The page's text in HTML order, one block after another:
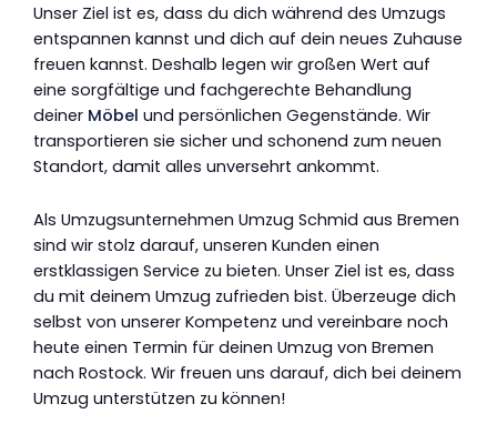
Unser Ziel ist es, dass du dich während des Umzugs
entspannen kannst und dich auf dein neues Zuhause
freuen kannst. Deshalb legen wir großen Wert auf
eine sorgfältige und fachgerechte Behandlung
deiner Möbel und persönlichen Gegenstände. Wir
transportieren sie sicher und schonend zum neuen
Standort, damit alles unversehrt ankommt.
Als Umzugsunternehmen Umzug Schmid aus Bremen
sind wir stolz darauf, unseren Kunden einen
erstklassigen Service zu bieten. Unser Ziel ist es, dass
du mit deinem Umzug zufrieden bist. Überzeuge dich
selbst von unserer Kompetenz und vereinbare noch
heute einen Termin für deinen Umzug von Bremen
nach Rostock. Wir freuen uns darauf, dich bei deinem
Umzug unterstützen zu können!